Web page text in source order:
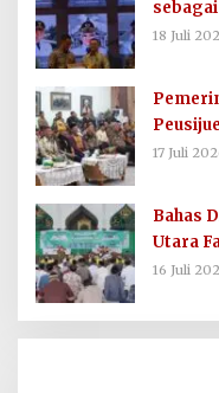
18 Juli
0103/
17 Juli
Bahas
Utara
16 Juli